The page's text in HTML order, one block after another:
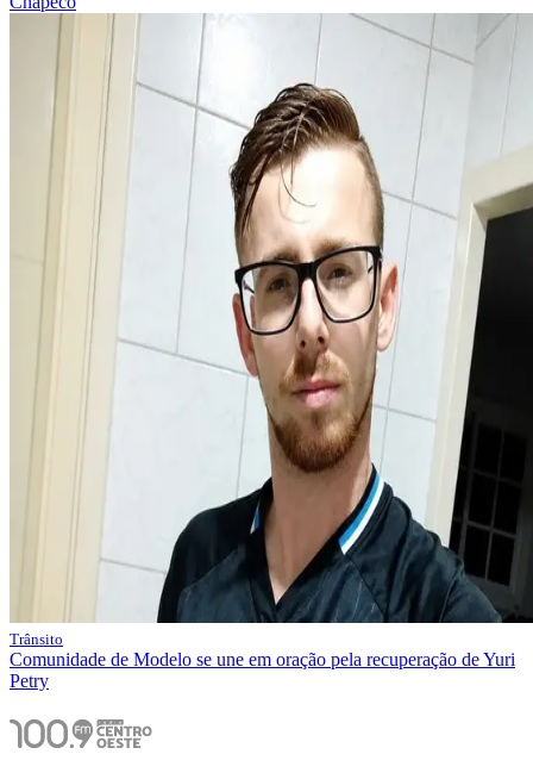
Trânsito
Comunidade de Modelo se une em oração pela recuperação de Yuri
Petry